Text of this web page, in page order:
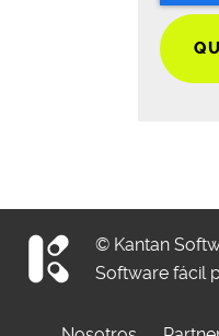
© Kantan
Software fácil